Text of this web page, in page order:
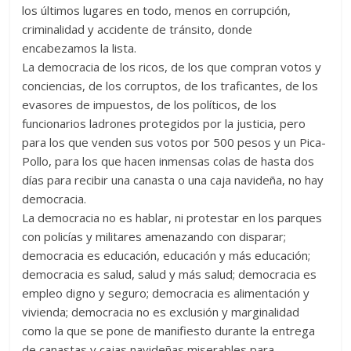
los últimos lugares en todo, menos en corrupción,
criminalidad y accidente de tránsito, donde
encabezamos la lista.
La democracia de los ricos, de los que compran votos y
conciencias, de los corruptos, de los traficantes, de los
evasores de impuestos, de los políticos, de los
funcionarios ladrones protegidos por la justicia, pero
para los que venden sus votos por 500 pesos y un Pica-
Pollo, para los que hacen inmensas colas de hasta dos
días para recibir una canasta o una caja navideña, no hay
democracia.
La democracia no es hablar, ni protestar en los parques
con policías y militares amenazando con disparar;
democracia es educación, educación y más educación;
democracia es salud, salud y más salud; democracia es
empleo digno y seguro; democracia es alimentación y
vivienda; democracia no es exclusión y marginalidad
como la que se pone de manifiesto durante la entrega